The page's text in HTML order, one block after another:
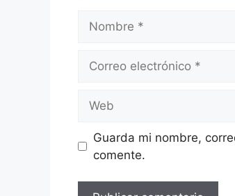
electrónico
Guarda mi nombre,
comente.